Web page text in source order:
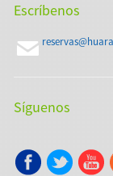
Escríbenos
Síguenos